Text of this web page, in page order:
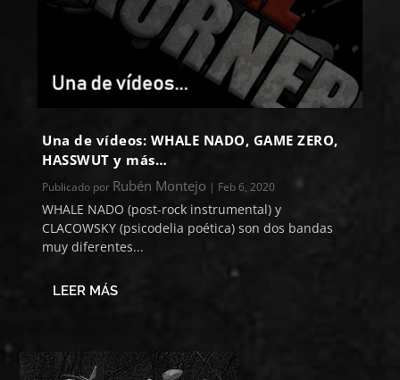
Una de vídeos: WHALE NADO, GAME ZERO,
HASSWUT y más…
Publicado por Rubén Montejo | Feb 6, 2020
WHALE NADO (post-rock instrumental) y
CLACOWSKY (psicodelia poética) son dos bandas
muy diferentes...
LEER MÁS